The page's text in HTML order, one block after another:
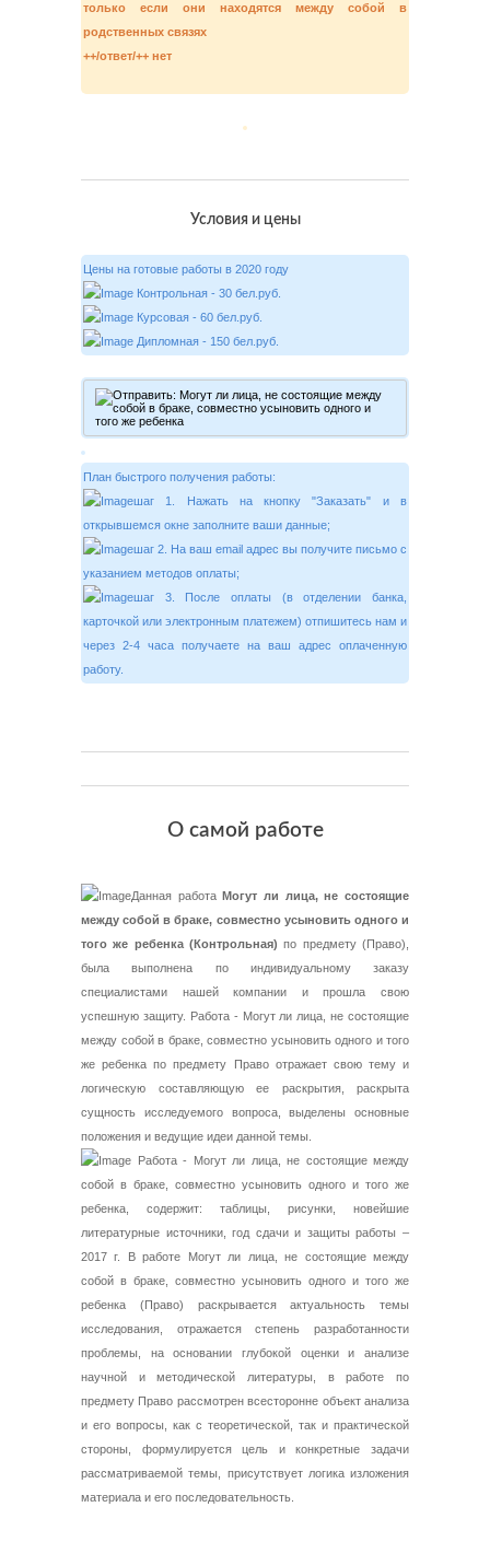
только если они находятся между собой в
родственных связях
++/ответ/++ нет
Условия и цены
Цены на готовые работы в 2020 году
Контрольная - 30 бел.руб.
Курсовая - 60 бел.руб.
Дипломная - 150 бел.руб.
План быстрого получения работы:
шаг 1. Нажать на кнопку "Заказать" и в
открывшемся окне заполните ваши данные;
шаг 2. На ваш email адрес вы получите письмо с
указанием методов оплаты;
шаг 3. После оплаты (в отделении банка,
карточкой или электронным платежем) отпишитесь нам и
через 2-4 часа получаете на ваш адрес оплаченную
работу.
О самой работе
Данная работаМогут ли лица, не состоящие
между собой в браке, совместно усыновить одного и
того же ребенка (Контрольная) по предмету (Право),
была выполнена по индивидуальному заказу
специалистами нашей компании и прошла свою
успешную защиту. Работа - Могут ли лица, не состоящие
между собой в браке, совместно усыновить одного и того
же ребенка по предмету Право отражает свою тему и
логическую составляющую ее раскрытия, раскрыта
сущность исследуемого вопроса, выделены основные
положения и ведущие идеи данной темы.
Работа - Могут ли лица, не состоящие между
собой в браке, совместно усыновить одного и того же
ребенка, содержит: таблицы, рисунки, новейшие
литературные источники, год сдачи и защиты работы –
2017 г. В работе Могут ли лица, не состоящие между
собой в браке, совместно усыновить одного и того же
ребенка (Право) раскрывается актуальность темы
исследования, отражается степень разработанности
проблемы, на основании глубокой оценки и анализе
научной и методической литературы, в работе по
предмету Право рассмотрен всесторонне объект анализа
и его вопросы, как с теоретической, так и практической
стороны, формулируется цель и конкретные задачи
рассматриваемой темы, присутствует логика изложения
материала и его последовательность.